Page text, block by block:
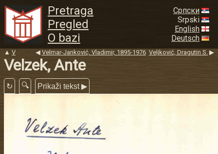
Pretraga
Pregled
O bazi
Српски
Srpski
English
Deutsch
▲ V ◀ Velmar-Janković, Vladimir, 1895-1976 Veljković, Dragutin S. ▶
Velzek, Ante